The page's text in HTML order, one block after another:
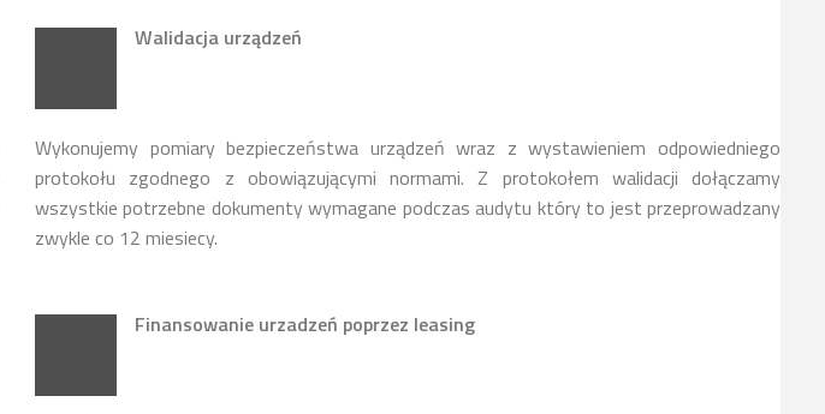
Walidacja urządzeń
Wykonujemy pomiary bezpieczeństwa urządzeń wraz z wystawieniem odpowiedniego
protokołu zgodnego z obowiązującymi normami. Z protokołem walidacji dołączamy
wszystkie potrzebne dokumenty wymagane podczas audytu który to jest przeprowadzany
zwykle co 12 miesiecy.
Finansowanie urzadzeń poprzez leasing